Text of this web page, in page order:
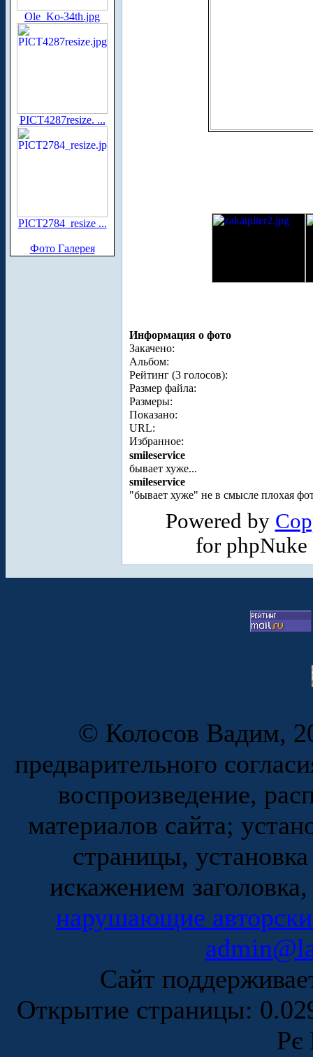
Ole_Ko-34th.jpg
PICT4287resize. ...
PICT2784_resize ...
Фото Галерея
Информация о фото
Закачено:
Альбом:
Рейтинг (3 голосов):
Размер файла:
Размеры:
Показано:
URL:
Избранное:
smileservice
бывает хуже...
smileservice
"бывает хуже" не в смысле плохая
Powered by
for
© Колосов Вадим,
предварительного
воспроизведение,
материалов сайта;
страницы,
искажением
нарушающие
Сайт
Открытие страницы:
Рє